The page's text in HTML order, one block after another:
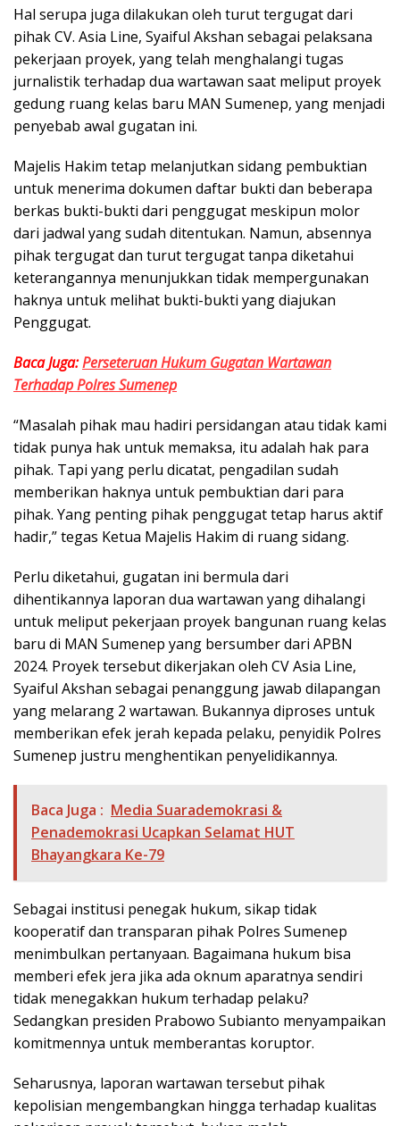
Hal serupa juga dilakukan oleh turut tergugat dari
pihak CV. Asia Line, Syaiful Akshan sebagai pelaksana
pekerjaan proyek, yang telah menghalangi tugas
jurnalistik terhadap dua wartawan saat meliput proyek
gedung ruang kelas baru MAN Sumenep, yang menjadi
penyebab awal gugatan ini.
Majelis Hakim tetap melanjutkan sidang pembuktian
untuk menerima dokumen daftar bukti dan beberapa
berkas bukti-bukti dari penggugat meskipun molor
dari jadwal yang sudah ditentukan. Namun, absennya
pihak tergugat dan turut tergugat tanpa diketahui
keterangannya menunjukkan tidak mempergunakan
haknya untuk melihat bukti-bukti yang diajukan
Penggugat.
Baca Juga:Perseteruan Hukum Gugatan Wartawan
Terhadap Polres Sumenep
“Masalah pihak mau hadiri persidangan atau tidak kami
tidak punya hak untuk memaksa, itu adalah hak para
pihak. Tapi yang perlu dicatat, pengadilan sudah
memberikan haknya untuk pembuktian dari para
pihak. Yang penting pihak penggugat tetap harus aktif
hadir,” tegas Ketua Majelis Hakim di ruang sidang.
Perlu diketahui, gugatan ini bermula dari
dihentikannya laporan dua wartawan yang dihalangi
untuk meliput pekerjaan proyek bangunan ruang kelas
baru di MAN Sumenep yang bersumber dari APBN
2024. Proyek tersebut dikerjakan oleh CV Asia Line,
Syaiful Akshan sebagai penanggung jawab dilapangan
yang melarang 2 wartawan. Bukannya diproses untuk
memberikan efek jerah kepada pelaku, penyidik Polres
Sumenep justru menghentikan penyelidikannya.
Baca Juga : Media Suarademokrasi &
Penademokrasi Ucapkan Selamat HUT
Bhayangkara Ke-79
Sebagai institusi penegak hukum, sikap tidak
kooperatif dan transparan pihak Polres Sumenep
menimbulkan pertanyaan. Bagaimana hukum bisa
memberi efek jera jika ada oknum aparatnya sendiri
tidak menegakkan hukum terhadap pelaku?
Sedangkan presiden Prabowo Subianto menyampaikan
komitmennya untuk memberantas koruptor.
Seharusnya, laporan wartawan tersebut pihak
kepolisian mengembangkan hingga terhadap kualitas